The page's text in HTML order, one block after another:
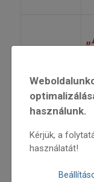
használunk.
Kérjük, a
használatát!